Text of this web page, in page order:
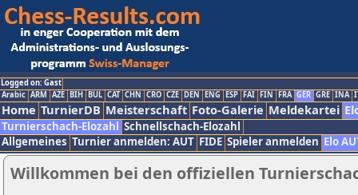
Logged on: Gast
Arabic ARM AZE BIH BUL CAT CHN CRO CZE DEN ENG ESP FAI FIN FRA GER GRE INA
Home TurnierDB Meisterschaft Foto-Galerie Meldekartei
Turnierschach-Elozahl Schnellschach-Elozahl
Allgemeines Turnier anmelden: AUT FIDE Spieler anmelden Elo
Willkommen bei den offiziellen